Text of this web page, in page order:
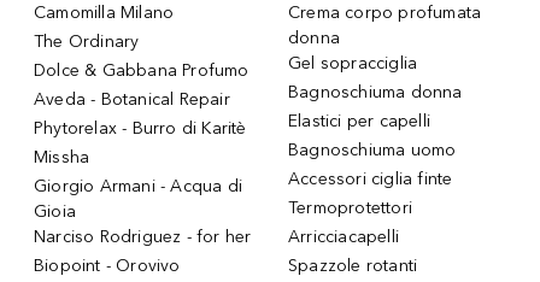
Camomilla Milano
The Ordinary
Dolce & Gabbana Profumo
Aveda - Botanical Repair
Phytorelax - Burro di Karitè
Missha
Giorgio Armani - Acqua di
Gioia
Narciso Rodriguez - for her
Biopoint - Orovivo
Crema corpo profumata
donna
Gel sopracciglia
Bagnoschiuma donna
Elastici per capelli
Bagnoschiuma uomo
Accessori ciglia finte
Termoprotettori
Arricciacapelli
Spazzole rotanti